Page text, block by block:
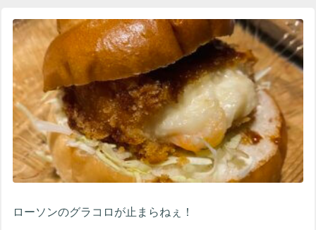
ローソンのグラコロが止まらねぇ！